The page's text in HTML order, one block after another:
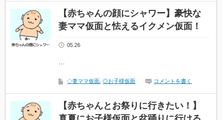
【赤ちゃんの顔にシャワー】豪快な
妻ママ仮面と怯えるイクメン仮面！
05.26
…
◇妻ママ仮面 ,◎お子様仮面 コメントを書く
【赤ちゃんとお祭りに行きたい！】